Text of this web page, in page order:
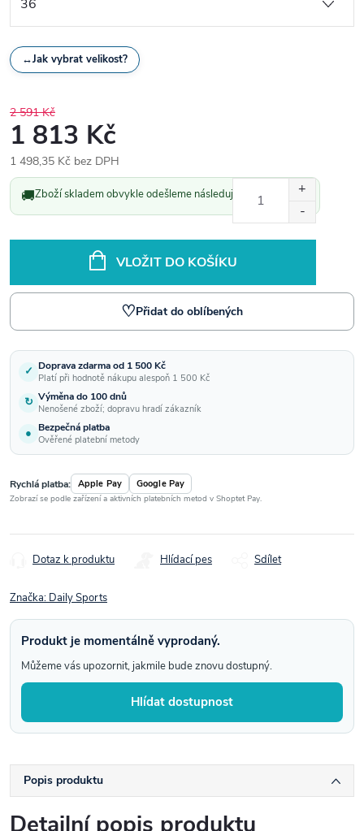
↔Jak vybrat velikost?
2 591 Kč
1 813 Kč
1 498,35 Kč bez DPH
Měrná
cena:
🚚Zboží skladem obvykle odešleme následující pracovní den.
VLOŽIT DO KOŠÍKU
♡Přidat do oblíbených
✓ Doprava zdarma od 1 500 Kč
Platí při hodnotě nákupu alespoň 1 500 Kč
↻ Výměna do 100 dnů
Nenošené zboží; dopravu hradí zákazník
● Bezpečná platba
Ověřené platební metody
Rychlá platba: Apple Pay Google Pay
Zobrazí se podle zařízení a aktivních platebních metod v Shoptet Pay.
Dotaz k produktu Hlídací pes Sdílet
Značka: Daily Sports
Produkt je momentálně vyprodaný.
Můžeme vás upozornit, jakmile bude znovu dostupný.
Hlídat dostupnost
Popis produktu
Detailní popis produktu